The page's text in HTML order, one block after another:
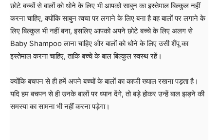
छोटे बच्चों से बालों को धोने के लिए भी आपको साबुन का इस्तेमाल बिल्कुल नहीं
करना चाहिए, क्योंकि साबुन त्वचा पर लगाने के लिए बना है वह बालों पर लगाने के
लिए बिल्कुल भी नहीं बना, इसलिए आपको अपने छोटे बच्चे के लिए अलग से
Baby Shampoo लाना चाहिए और बालों को धोने के लिए उसी शैंपू का
इस्तेमाल करना चाहिए, ताकि बच्चे के बाल बिल्कुल स्वस्थ रहें।
क्योंकि बचपन से ही हमें अपने बच्चों के बालों का काफी ख्याल रखना पड़ता है।
यदि हम बचपन से ही उनके बालों पर ध्यान देंगे, तो बड़े होकर उन्हें बाल झड़ने की
समस्या का सामना भी नहीं करना पड़ेगा।